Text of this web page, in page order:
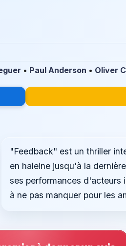
• Paul Anderson • Oliver
"Feedback" est un thriller
en haleine jusqu'à la
ses performances d'acteurs
à ne pas manquer pour les